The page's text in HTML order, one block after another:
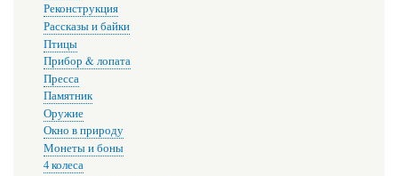
Реконструкция
Рассказы и байки
Птицы
Прибор & лопата
Пресса
Памятник
Оружие
Окно в природу
Монеты и боны
4 колеса